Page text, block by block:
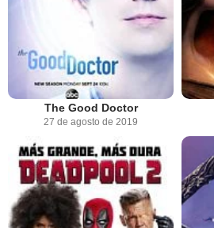
The Good Doctor
27 de agosto de 2019